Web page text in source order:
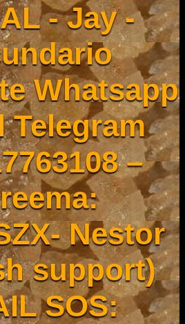
- Jay -
Whatsapp
Telegram
–
Nestor
support)
SOS: